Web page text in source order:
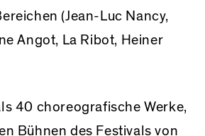
(Jean-Luc Nancy,
Angot, La Ribot, Heiner
40 choreografische Werke,
Bühnen des Festivals von